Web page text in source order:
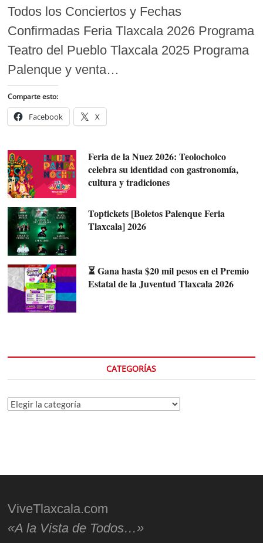
Todos los Conciertos y Fechas
Confirmadas Feria Tlaxcala 2026 Programa
Teatro del Pueblo Tlaxcala 2025 Programa
Palenque y venta…
Comparte esto:
Facebook X
Feria de la Nuez 2026: Teolocholco
celebra su identidad con gastronomía,
cultura y tradiciones
Toptickets [Boletos Palenque Feria
Tlaxcala] 2026
⏳ Gana hasta $20 mil pesos en el Premio
Estatal de la Juventud Tlaxcala 2026
CATEGORÍAS
Categorías
ViveTlaxcala.com
«A la Vista de Todos…»